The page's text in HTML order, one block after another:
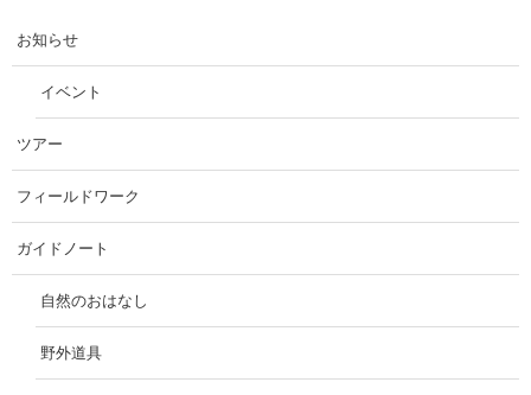
お知らせ
イベント
ツアー
フィールドワーク
ガイドノート
自然のおはなし
野外道具